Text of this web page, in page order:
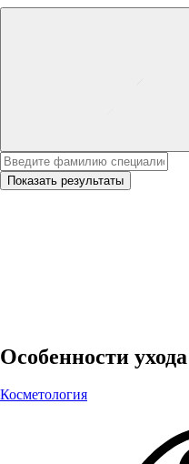
Показать результаты
Особенности
Косметология